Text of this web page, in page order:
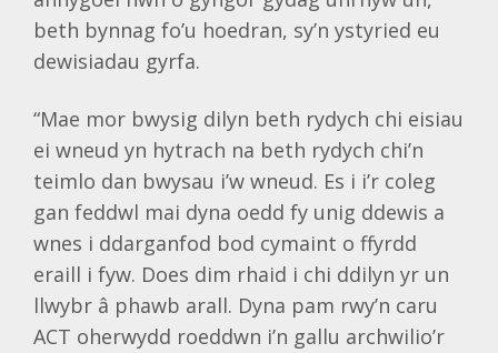
beth bynnag fo’u hoedran, sy’n ystyried eu
dewisiadau gyrfa.
“Mae mor bwysig dilyn beth rydych chi eisiau
ei wneud yn hytrach na beth rydych chi’n
teimlo dan bwysau i’w wneud. Es i i’r coleg
gan feddwl mai dyna oedd fy unig ddewis a
wnes i ddarganfod bod cymaint o ffyrdd
eraill i fyw. Does dim rhaid i chi ddilyn yr un
llwybr â phawb arall. Dyna pam rwy’n caru
ACT oherwydd roeddwn i’n gallu archwilio’r